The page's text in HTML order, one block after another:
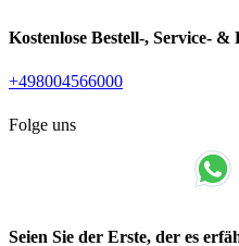
Kostenlose Bestell-, Service-
+498004566000
Folge uns
Seien Sie der Erste, der es